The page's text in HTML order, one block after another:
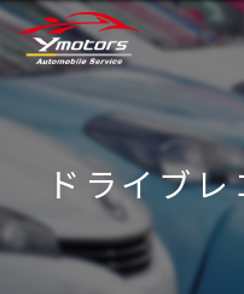
ドライブ